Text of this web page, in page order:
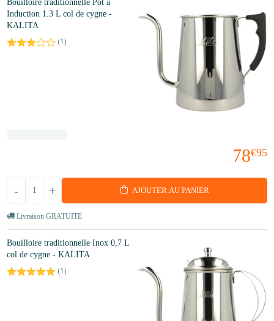
Bouilloire traditionnelle Pot à
Induction 1.3 L col de cygne -
KALITA
(1)
78€95
+
- AJOUTER AU PANIER
Livraison GRATUITE
Bouilloire traditionnelle Inox 0,7 L
col de cygne - KALITA
(1)